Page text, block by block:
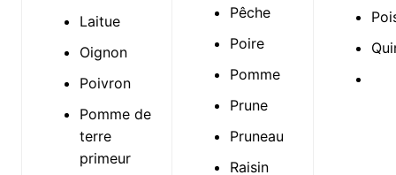
Laitue
Oignon
Poivron
Pomme de
terre
primeur
Pêche
Poire
Pomme
Prune
Pruneau
Raisin